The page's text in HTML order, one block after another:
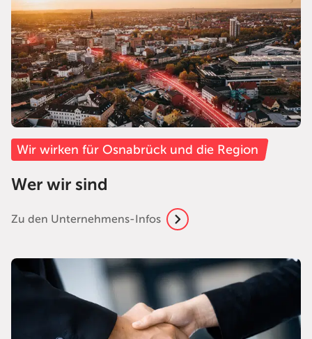
Wir wirken für Osnabrück und die Region
Wer wir sind
Zu den Unternehmens-Infos